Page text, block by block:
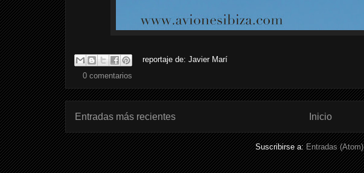
reportaje de: Javier Marí
0 comentarios
Entradas más recientes Inicio
Suscribirse a:Entradas (Atom)